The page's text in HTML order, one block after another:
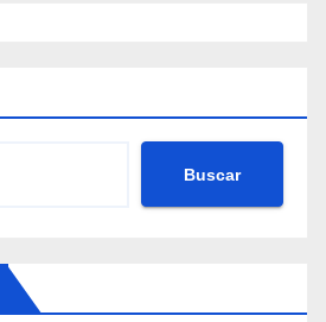
Buscar